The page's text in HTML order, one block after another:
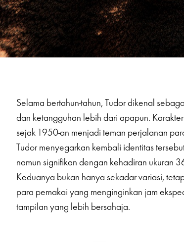
Selama bertahun-tahun, Tudor dikenal
dan ketangguhan lebih dari apapun.
sejak 1950-an menjadi teman perjalanan
Tudor menyegarkan kembali identitas
namun signifikan dengan kehadiran ukuran
Keduanya bukan hanya sekadar variasi,
para pemakai yang menginginkan jam
tampilan yang lebih bersahaja.